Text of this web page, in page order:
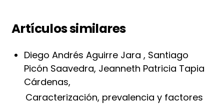
Artículos similares
Diego Andrés Aguirre Jara , Santiago
Picón Saavedra, Jeanneth Patricia Tapia
Cárdenas,
Caracterización, prevalencia y factores